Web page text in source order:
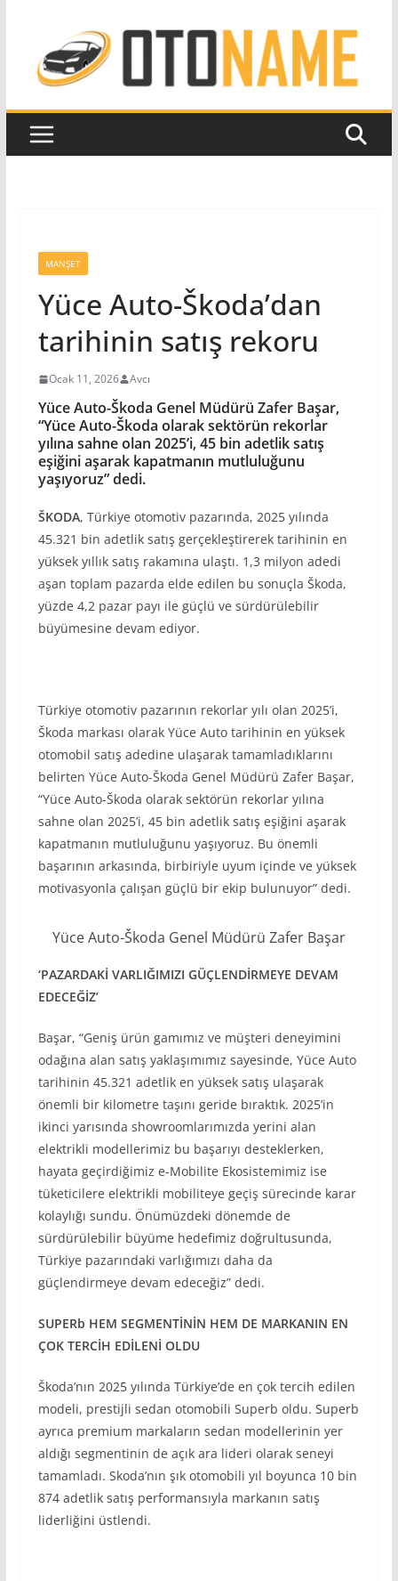
content
MANŞET
Yüce Auto-Škoda’dan
tarihinin satış rekoru
Ocak 11, 2026 Avcı
Yüce Auto-Škoda Genel Müdürü Zafer Başar,
“Yüce Auto-Škoda olarak sektörün rekorlar
yılına sahne olan 2025’i, 45 bin adetlik satış
eşiğini aşarak kapatmanın mutluluğunu
yaşıyoruz” dedi.
ŠKODA, Türkiye otomotiv pazarında, 2025 yılında
45.321 bin adetlik satış gerçekleştirerek tarihinin en
yüksek yıllık satış rakamına ulaştı. 1,3 milyon adedi
aşan toplam pazarda elde edilen bu sonuçla Škoda,
yüzde 4,2 pazar payı ile güçlü ve sürdürülebilir
büyümesine devam ediyor.
Türkiye otomotiv pazarının rekorlar yılı olan 2025’i,
Škoda markası olarak Yüce Auto tarihinin en yüksek
otomobil satış adedine ulaşarak tamamladıklarını
belirten Yüce Auto-Škoda Genel Müdürü Zafer Başar,
“Yüce Auto-Škoda olarak sektörün rekorlar yılına
sahne olan 2025’i, 45 bin adetlik satış eşiğini aşarak
kapatmanın mutluluğunu yaşıyoruz. Bu önemli
başarının arkasında, birbiriyle uyum içinde ve yüksek
motivasyonla çalışan güçlü bir ekip bulunuyor” dedi.
Yüce Auto-Škoda Genel Müdürü Zafer Başar
‘PAZARDAKİ VARLIĞIMIZI GÜÇLENDİRMEYE DEVAM
EDECEĞİZ’
Başar, “Geniş ürün gamımız ve müşteri deneyimini
odağına alan satış yaklaşımımız sayesinde, Yüce Auto
tarihinin 45.321 adetlik en yüksek satış ulaşarak
önemli bir kilometre taşını geride bıraktık. 2025’in
ikinci yarısında showroomlarımızda yerini alan
elektrikli modellerimiz bu başarıyı desteklerken,
hayata geçirdiğimiz e-Mobilite Ekosistemimiz ise
tüketicilere elektrikli mobiliteye geçiş sürecinde karar
kolaylığı sundu. Önümüzdeki dönemde de
sürdürülebilir büyüme hedefimiz doğrultusunda,
Türkiye pazarındaki varlığımızı daha da
güçlendirmeye devam edeceğiz” dedi.
SUPERb HEM SEGMENTİNİN HEM DE MARKANIN EN
ÇOK TERCİH EDİLENİ OLDU
Škoda’nın 2025 yılında Türkiye’de en çok tercih edilen
modeli, prestijli sedan otomobili Superb oldu. Superb
ayrıca premium markaların sedan modellerinin yer
aldığı segmentinin de açık ara lideri olarak seneyi
tamamladı. Skoda’nın şık otomobili yıl boyunca 10 bin
874 adetlik satış performansıyla markanın satış
liderliğini üstlendi.